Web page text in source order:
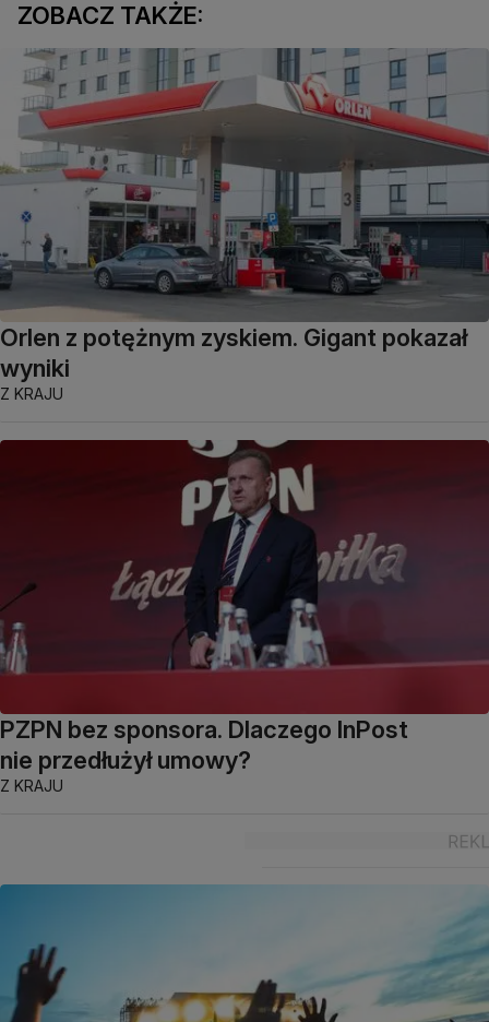
ZOBACZ TAKŻE:
Orlen z potężnym zyskiem. Gigant pokazał
wyniki
Z KRAJU
PZPN bez sponsora. Dlaczego InPost
nie przedłużył umowy?
Z KRAJU